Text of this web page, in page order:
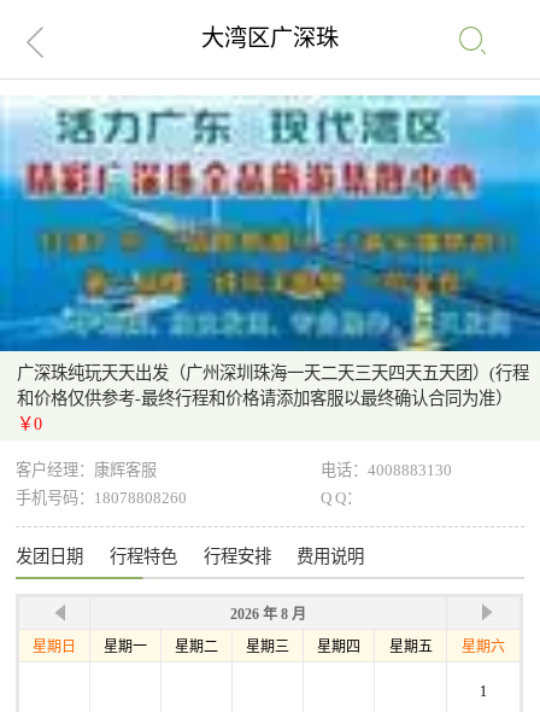
大湾区广深珠
广深珠纯玩天天出发（广州深圳珠海一天二天三天四天五天团）(行程
和价格仅供参考-最终行程和价格请添加客服以最终确认合同为准）
￥0
客户经理：康辉客服 电话：4008883130
手机号码： 18078808260 Q Q：
发团日期 行程特色 行程安排 费用说明
2026 年 8 月
星期日
星期一 星期二 星期三 星期四 星期五 星期六
1